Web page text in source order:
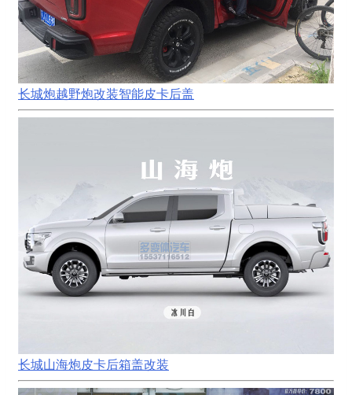
长城炮越野炮改装智能皮卡后盖
长城山海炮皮卡后箱盖改装